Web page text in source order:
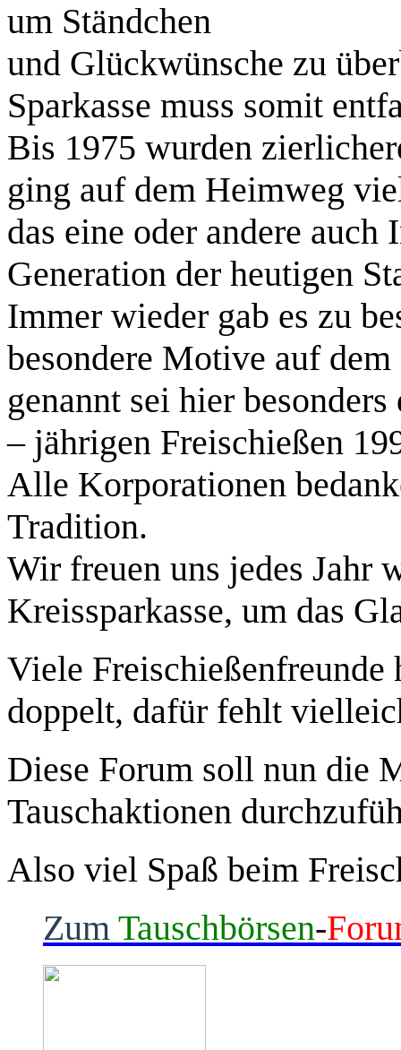
um Ständchen
und Glückwünsche zu
Sparkasse muss somit
Bis 1975 wurden
ging auf dem Heimweg
das eine oder andere
Generation der heutigen
Immer wieder gab es zu
besondere Motive auf
genannt sei hier
– jährigen Freischießen
Alle Korporationen
Tradition.
Wir freuen uns jedes Jahr
Kreissparkasse, um das
Viele Freischießenfreunde
doppelt, dafür fehlt
Diese Forum soll nun die
Tauschaktionen
Also viel Spaß beim
Zum Tauschbörsen-